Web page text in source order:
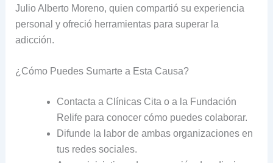
Julio Alberto Moreno, quien compartió su experiencia
personal y ofreció herramientas para superar la
adicción.
¿Cómo Puedes Sumarte a Esta Causa?
Contacta a Clínicas Cita o a la Fundación
Relife para conocer cómo puedes colaborar.
Difunde la labor de ambas organizaciones en
tus redes sociales.